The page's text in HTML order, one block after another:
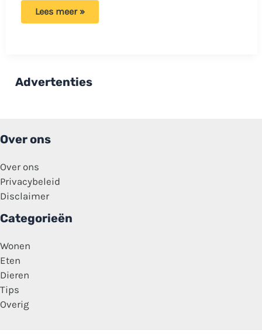
Medewerkers
dachten
dat
Lees meer »
Advertenties
Over ons
Over ons
Privacybeleid
Disclaimer
Categorieën
Wonen
Eten
Dieren
Tips
Overig